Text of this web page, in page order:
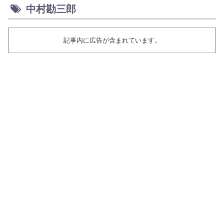
中村勘三郎
記事内に広告が含まれています。